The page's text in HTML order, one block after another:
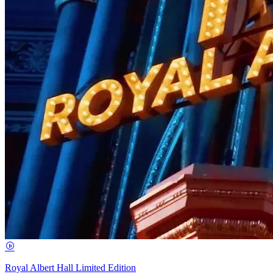
Royal Albert Hall Limited Edition